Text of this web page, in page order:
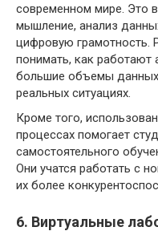
современном мире. Это
мышление, анализ
цифровую грамотность.
понимать, как работают
большие объемы данных
реальных ситуациях.
Кроме того,
процессах помогает
самостоятельного
Они учатся работать с
их более
6. Виртуальные